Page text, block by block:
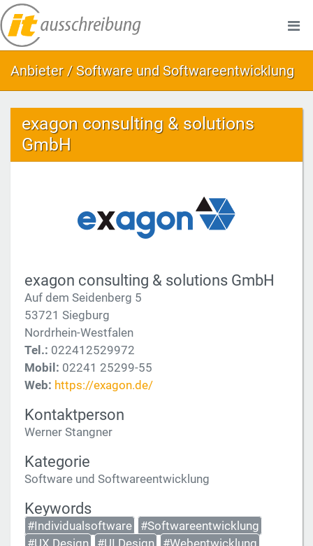
Anbieter / Software und Softwareentwicklung
exagon consulting & solutions
GmbH
exagon consulting & solutions GmbH
Auf dem Seidenberg 5
53721 Siegburg
Nordrhein-Westfalen
Tel.: 022412529972
Mobil: 02241 25299-55
Web: https://exagon.de/
Kontaktperson
Werner Stangner
Kategorie
Software und Softwareentwicklung
Keywords
#Individualsoftware
#Softwareentwicklung
#UX Design
#UI Design
#Webentwicklung